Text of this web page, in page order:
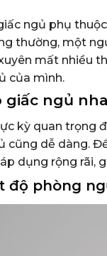
ngủ phụ
thường, một
mất nhiều
của mình.
giấc ngủ
kỳ quan trọng
cũng dễ dàng.
dụng rộng rãi,
độ phòng